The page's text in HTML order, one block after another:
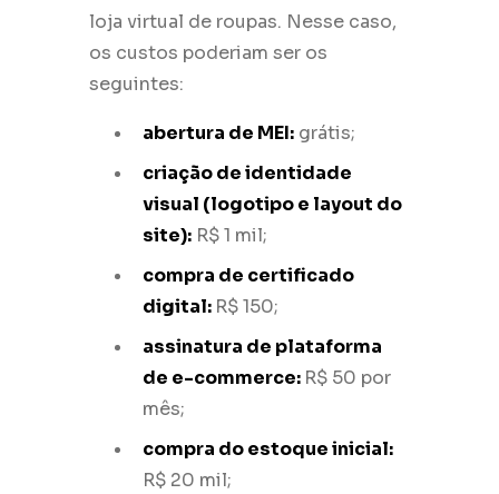
loja virtual de roupas. Nesse caso,
os custos poderiam ser os
seguintes:
abertura de MEI: grátis;
criação de identidade
visual (logotipo e layout do
site): R$ 1 mil;
compra de certificado
digital: R$ 150;
assinatura de plataforma
de e-commerce: R$ 50 por
mês;
compra do estoque inicial:
R$ 20 mil;